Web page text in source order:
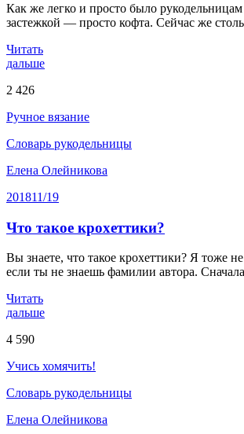
Как же легко и просто было рукодельницам
застежкой — просто кофта. Сейчас же
Читать
дальше
2 426
Ручное вязание
Словарь рукодельницы
Елена Олейникова
201811/19
Что такое крохеттики?
Вы знаете, что такое крохеттики? Я тоже
если ты не знаешь фамилии автора.
Читать
дальше
4 590
Учись хомячить!
Словарь рукодельницы
Елена Олейникова